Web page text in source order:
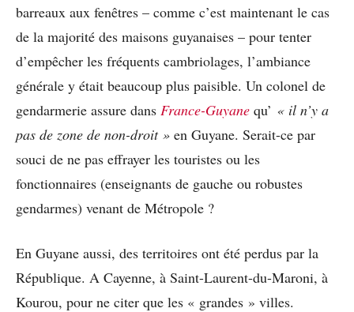
barreaux aux fenêtres – comme c’est maintenant le cas
de la majorité des maisons guyanaises – pour tenter
d’empêcher les fréquents cambriolages, l’ambiance
générale y était beaucoup plus paisible. Un colonel de
gendarmerie assure dans France-Guyane qu’ « il n’y a
pas de zone de non-droit » en Guyane. Serait-ce par
souci de ne pas effrayer les touristes ou les
fonctionnaires (enseignants de gauche ou robustes
gendarmes) venant de Métropole ?
En Guyane aussi, des territoires ont été perdus par la
République. A Cayenne, à Saint-Laurent-du-Maroni, à
Kourou, pour ne citer que les « grandes » villes.